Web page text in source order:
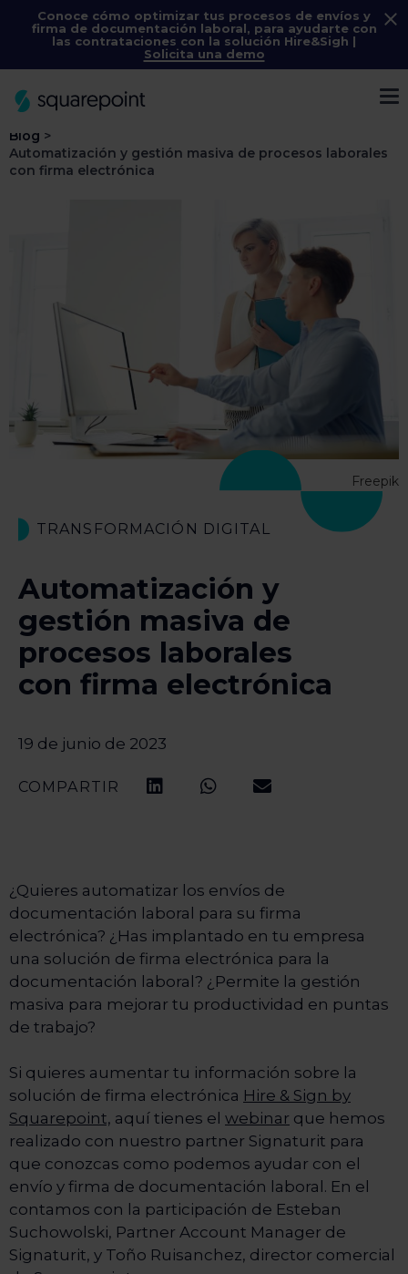
Conoce cómo optimizar tus procesos de envíos y
firma de documentación laboral, para ayudarte con
las contrataciones con la solución Hire&Sigh |
Solicita una demo
Blog >
Automatización y gestión masiva de procesos laborales
con firma electrónica
TRANSFORMACIÓN DIGITAL
Automatización y
gestión masiva de
procesos laborales
con firma electrónica
19 de junio de 2023
COMPARTIR
Freepik
¿Quieres automatizar los envíos de
documentación laboral para su firma
electrónica? ¿Has implantado en tu empresa
una solución de firma electrónica para la
documentación laboral? ¿Permite la gestión
masiva para mejorar tu productividad en puntas
de trabajo?
Si quieres aumentar tu información sobre la
solución de firma electrónica Hire & Sign by
Squarepoint, aquí tienes el webinar que hemos
realizado con nuestro partner Signaturit para
que conozcas como podemos ayudar con el
envío y firma de documentación laboral. En el
contamos con la participación de Esteban
Suchowolski, Partner Account Manager de
Signaturit, y Toño Ruisanchez, director comercial